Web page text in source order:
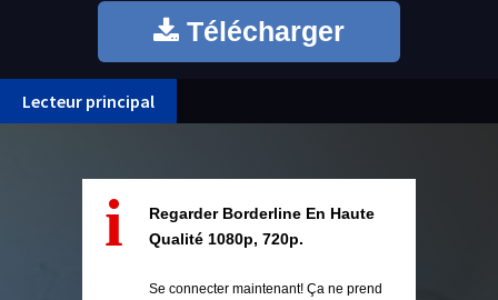
Télécharger
Lecteur principal
i
Regarder Borderline En Haute
Qualité 1080p, 720p.
Se connecter maintenant! Ça ne prend